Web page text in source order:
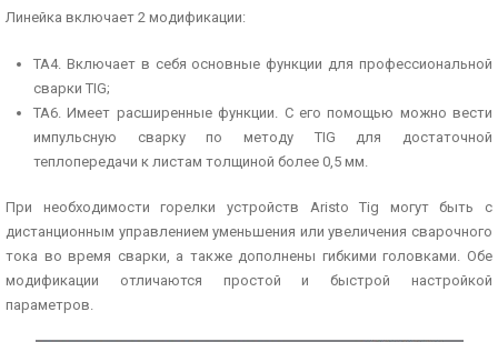
Линейка включает 2 модификации:
ТА4. Включает в себя основные функции для профессиональной
сварки TIG;
ТА6. Имеет расширенные функции. С его помощью можно вести
импульсную сварку по методу TIG для достаточной
теплопередачи к листам толщиной более 0,5 мм.
При необходимости горелки устройств Aristo Tig могут быть с
дистанционным управлением уменьшения или увеличения сварочного
тока во время сварки, а также дополнены гибкими головками. Обе
модификации отличаются простой и быстрой настройкой
параметров.